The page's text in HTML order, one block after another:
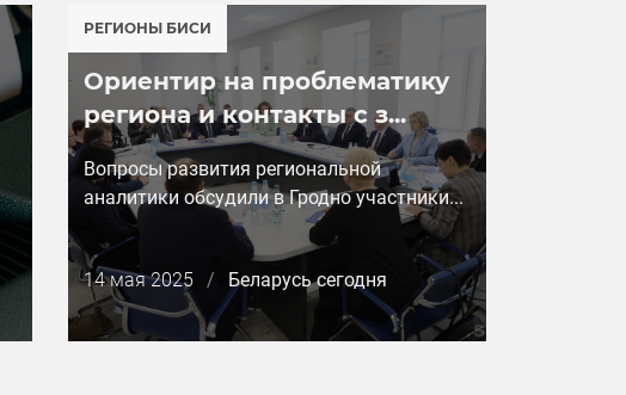
РЕГИОНЫ БИСИ
Ориентир на проблематику
региона и контакты с з...
Вопросы развития региональной
аналитики обсудили в Гродно участники...
Дата
публикации
14 мая 2025 / Беларусь сегодня